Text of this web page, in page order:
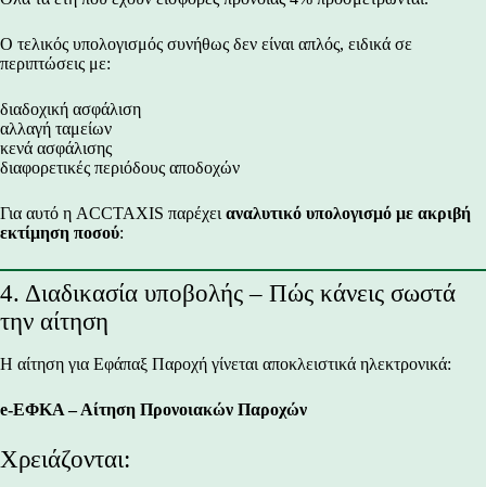
Ο τελικός υπολογισμός συνήθως δεν είναι απλός, ειδικά σε
περιπτώσεις με:
διαδοχική ασφάλιση
αλλαγή ταμείων
κενά ασφάλισης
διαφορετικές περιόδους αποδοχών
Για αυτό η ACCTAXIS παρέχει αναλυτικό υπολογισμό με ακριβή
εκτίμηση ποσού:
4. Διαδικασία υποβολής – Πώς κάνεις σωστά
την αίτηση
Η αίτηση για Εφάπαξ Παροχή γίνεται αποκλειστικά ηλεκτρονικά:
e-ΕΦΚΑ– Αίτηση Προνοιακών Παροχών
Χρειάζονται: